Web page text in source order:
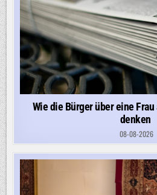
Wie die Bürger über eine
denken
08-08-2026